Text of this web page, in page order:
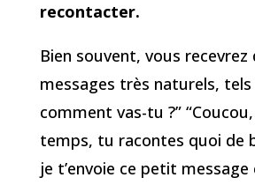
recontacter.
Bien souvent, vous recevrez
messages très naturels, tels
comment vas-tu ?”
temps, tu racontes quoi de
je t’envoie ce petit message